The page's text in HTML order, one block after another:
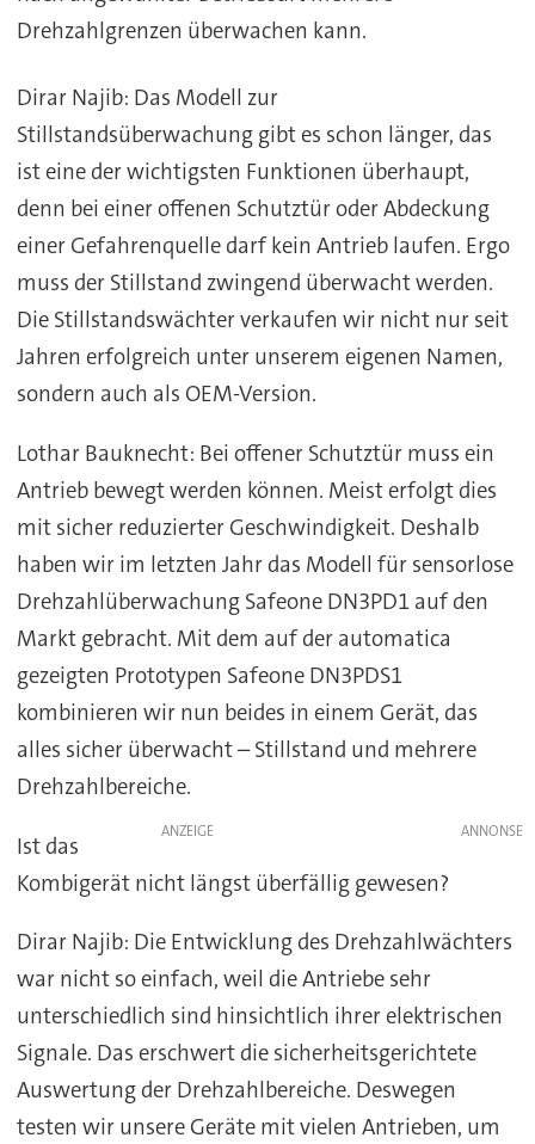
Drehzahlgrenzen überwachen kann.
Dirar Najib: Das Modell zur
Stillstandsüberwachung gibt es schon länger, das
ist eine der wichtigsten Funktionen überhaupt,
denn bei einer offenen Schutztür oder Abdeckung
einer Gefahrenquelle darf kein Antrieb laufen. Ergo
muss der Stillstand zwingend überwacht werden.
Die Stillstandswächter verkaufen wir nicht nur seit
Jahren erfolgreich unter unserem eigenen Namen,
sondern auch als OEM-Version.
Lothar Bauknecht: Bei offener Schutztür muss ein
Antrieb bewegt werden können. Meist erfolgt dies
mit sicher reduzierter Geschwindigkeit. Deshalb
haben wir im letzten Jahr das Modell für sensorlose
Drehzahlüberwachung Safeone DN3PD1 auf den
Markt gebracht. Mit dem auf der automatica
gezeigten Prototypen Safeone DN3PDS1
kombinieren wir nun beides in einem Gerät, das
alles sicher überwacht – Stillstand und mehrere
Drehzahlbereiche.
ANZEIGE
Ist das
Kombigerät nicht längst überfällig gewesen?
Dirar Najib: Die Entwicklung des Drehzahlwächters
war nicht so einfach, weil die Antriebe sehr
unterschiedlich sind hinsichtlich ihrer elektrischen
Signale. Das erschwert die sicherheitsgerichtete
Auswertung der Drehzahlbereiche. Deswegen
testen wir unsere Geräte mit vielen Antrieben, um